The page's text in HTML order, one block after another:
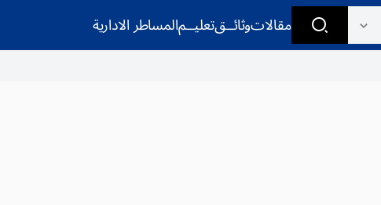
مقالاتوثائــقتعليــمالمساطر الادارية